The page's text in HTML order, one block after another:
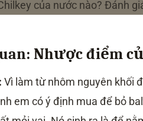
Nhược điểm
Vì làm từ nhôm nguyên khối
em có ý định mua để bỏ